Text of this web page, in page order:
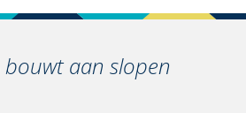
bouwt aan slopen